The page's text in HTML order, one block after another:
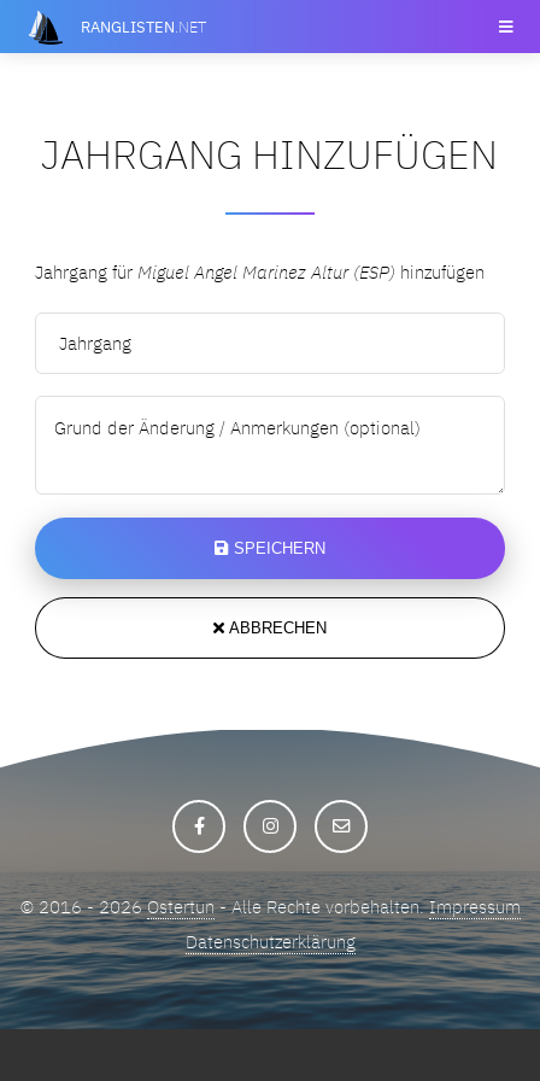
RANGLISTEN.NET
JAHRGANG HINZUFÜGEN
Jahrgang fürMiguel Angel Marinez Altur (ESP) hinzufügen
SPEICHERN
ABBRECHEN
© 2016 - 2026Ostertun- Alle Rechte vorbehalten.Impressum
Datenschutzerklärung